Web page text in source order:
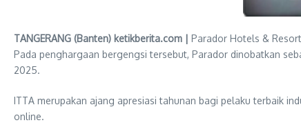
TANGERANG (Banten) ketikberita.com | Parador Hotels &
Pada penghargaan bergengsi tersebut, Parador dinobatkan
2025.
ITTA merupakan ajang apresiasi tahunan bagi pelaku terbaik
online.